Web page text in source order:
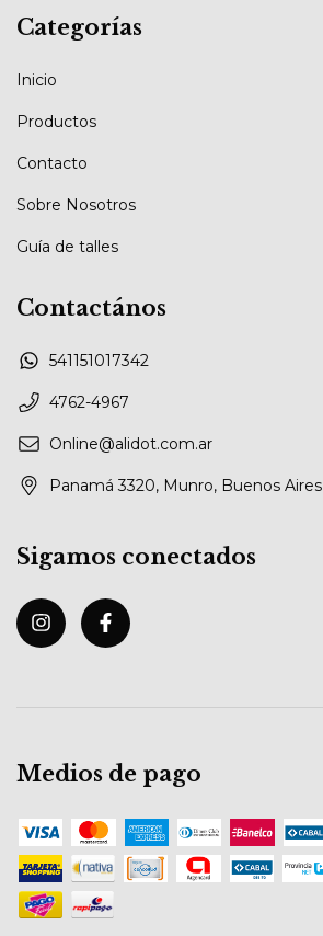
Categorías
Inicio
Productos
Contacto
Sobre Nosotros
Guía de talles
Contactános
541151017342
4762-4967
Online@alidot.com.ar
Panamá 3320, Munro, Buenos Aires
Sigamos conectados
Medios de pago